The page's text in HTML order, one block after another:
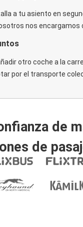
a tu asiento en
nos encargamos
otro coche a la
por el transporte
de
de